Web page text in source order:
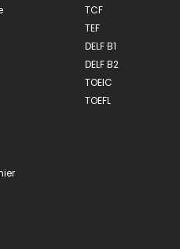
TCF
TEF
DELF B1
DELF B2
TOEIC
TOEFL